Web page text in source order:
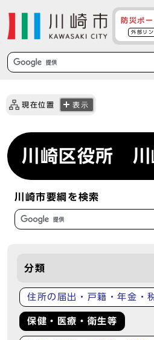
防災ポ
外部リン
現在位置 表示
川崎区役所 川
川崎市要綱を検索
分類
住所の届出・戸籍・年金・
保健・医療・衛生等